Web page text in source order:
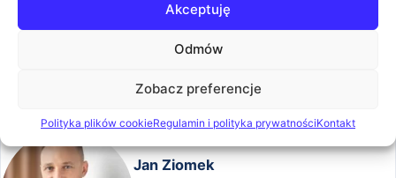
Akceptuję
Odmów
Zobacz preferencje
Polityka plików cookieRegulamin i polityka prywatnościKontakt
Niespełniony prawnik i grafik. W ING od 16 lat nieustannie
elektronicznej oraz propaguję cyber- bezpieczeństwo. W czasie
wolnym z moimi dwoma synami oddajemy się gotowaniu,
podróżom, sztuce i bieganiu. Najchętniej łącząc te aktywności.
Jan Ziomek